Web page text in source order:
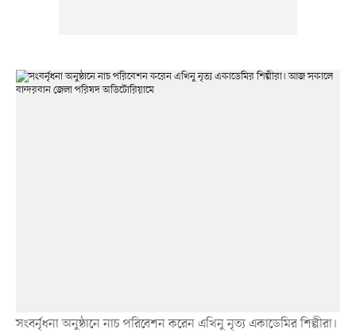
সংবর্নৃধনা অনুষ্ঠানে নাচ পরিবেশন করেন এখিনু নৃত্য একাডেমির শিল্পীরা।